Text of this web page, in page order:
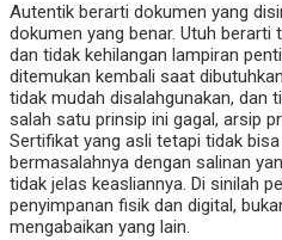
Autentik berarti dokumen yang
dokumen yang benar. Utuh berarti
dan tidak kehilangan lampiran
ditemukan kembali saat
tidak mudah disalahgunakan, dan
salah satu prinsip ini gagal, arsip
Sertifikat yang asli tetapi tidak
bermasalahnya dengan salinan
tidak jelas keasliannya. Di sinilah
penyimpanan fisik dan digital,
mengabaikan yang lain.